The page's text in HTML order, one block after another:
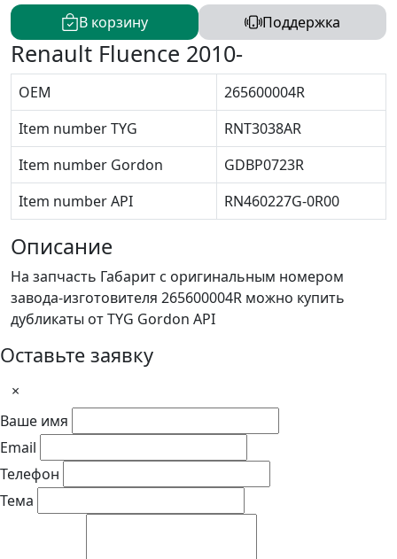
В корзину Поддержка
Renault Fluence 2010-
OEM
265600004R
Item number TYG
RNT3038AR
Item number Gordon
GDBP0723R
Item number API
RN460227G-0R00
Описание
На запчасть Габарит с оригинальным номером
завода-изготовителя 265600004R можно купить
дубликаты от TYG Gordon API
Оставьте заявку
×
Ваше имя
Email
Телефон
Тема